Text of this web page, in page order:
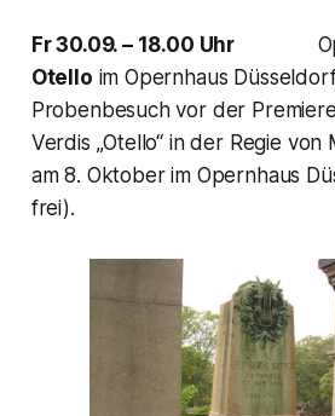
Fr 30.09. – 18.00 Uhr
Otello im Opernhaus
Probenbesuch vor der
Verdis „Otello“ in der Regie von
am 8. Oktober im Opernhaus
frei).